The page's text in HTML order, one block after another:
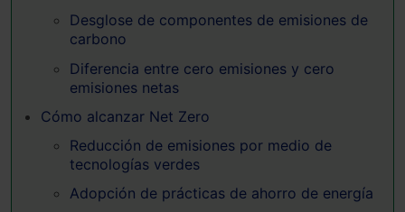
Desglose de componentes de emisiones de
carbono
Diferencia entre cero emisiones y cero
emisiones netas
Cómo alcanzar Net Zero
Reducción de emisiones por medio de
tecnologías verdes
Adopción de prácticas de ahorro de energía